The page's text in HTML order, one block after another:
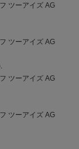
ツーアイズ AG
ツーアイズ AG
ツーアイズ AG
ツーアイズ AG